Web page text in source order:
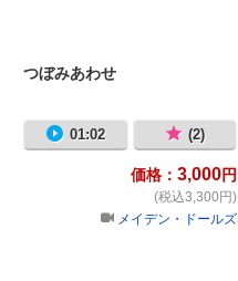
つぼみあわせ
01:02 (2)
価格： 3,000円
(税込3,300円)
メイデン・ドールズ